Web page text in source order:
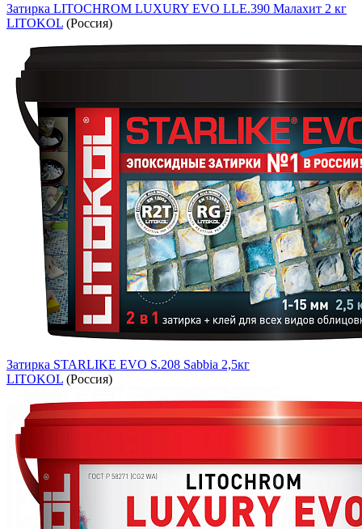
Затирка LITOCHROM LUXURY EVO LLE.390 Малахит 2 кг
LITOKOL (Россия)
Затирка STARLIKE EVO S.208 Sabbia 2,5кг
LITOKOL (Россия)